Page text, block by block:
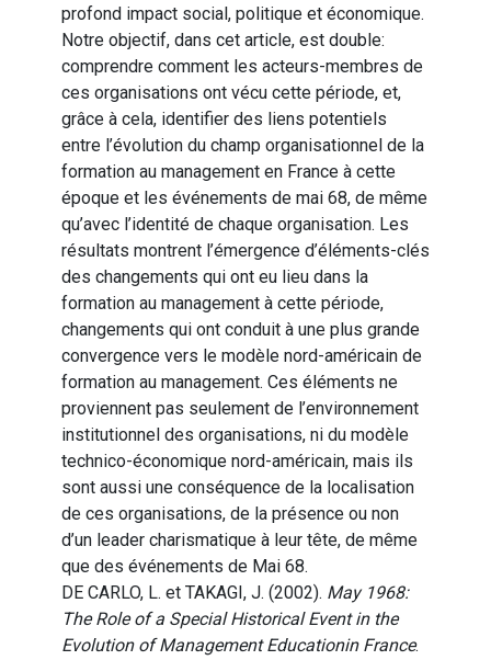
profond impact social, politique et économique.
Notre objectif, dans cet article, est double:
comprendre comment les acteurs-membres de
ces organisations ont vécu cette période, et,
grâce à cela, identifier des liens potentiels
entre l’évolution du champ organisationnel de la
formation au management en France à cette
époque et les événements de mai 68, de même
qu’avec l’identité de chaque organisation. Les
résultats montrent l’émergence d’éléments-clés
des changements qui ont eu lieu dans la
formation au management à cette période,
changements qui ont conduit à une plus grande
convergence vers le modèle nord-américain de
formation au management. Ces éléments ne
proviennent pas seulement de l’environnement
institutionnel des organisations, ni du modèle
technico-économique nord-américain, mais ils
sont aussi une conséquence de la localisation
de ces organisations, de la présence ou non
d’un leader charismatique à leur tête, de même
que des événements de Mai 68.
DE CARLO, L. et TAKAGI, J. (2002). May 1968:
The Role of a Special Historical Event in the
Evolution of Management Educationin France.